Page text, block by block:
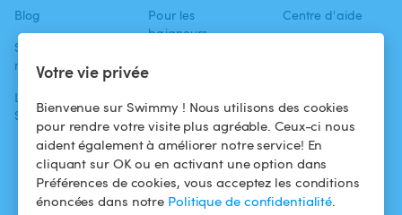
Votre vie privée
Bienvenue sur Swimmy ! Nous utilisons des cookies
pour rendre votre visite plus agréable. Ceux-ci nous
aident également à améliorer notre service! En
cliquant sur OK ou en activant une option dans
Préférences de cookies, vous acceptez les conditions
énoncées dans notre Politique de confidentialité.
Blog
Swimmy dans les
médias
L'aventure
Swimmy
Pour les
baigneurs
Louer ma piscine
Comment ça
marche ?
Centre d'aide
confidentialité
Mentions légales